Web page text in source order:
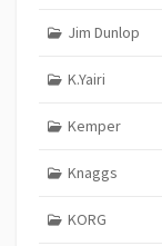
Jim Dunlop
K.Yairi
Kemper
Knaggs
KORG